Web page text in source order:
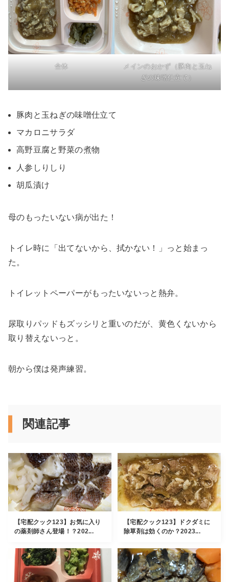
全体
メインのおかず（豚肉と玉ね
ぎの味噌仕立て）
豚肉と玉ねぎの味噌仕立て
マカロニサラダ
高野豆腐と野菜の煮物
人参しりしり
胡瓜漬け
母のもったいない病が出た！
トイレ時に「出てないから、拭かない！」っと始まっ
た。
トイレットペーパーがもったいないっと熱弁。
尿取りパッドもズッシリと重いのだが、黄色くないから
取り替えないっと。
朝から僕は発声練習。
関連記事
【宅配クック123】お気に入り
の薬剤師さん登場！？202...
【宅配クック123】ドクダミに
除草剤は効くのか？2023...